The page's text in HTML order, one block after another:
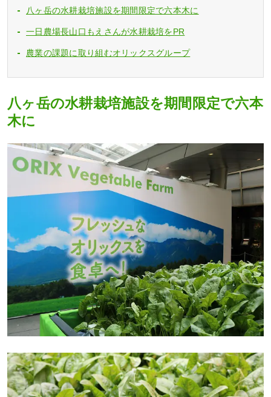
八ヶ岳の水耕栽培施設を期間限定で六本木に
一日農場長山口もえさんが水耕栽培をPR
農業の課題に取り組むオリックスグループ
八ヶ岳の水耕栽培施設を期間限定で六本
木に